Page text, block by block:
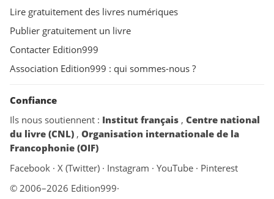
Lire gratuitement des livres numériques
Publier gratuitement un livre
Contacter Edition999
Association Edition999 : qui sommes-nous ?
Confiance
Ils nous soutiennent : Institut français , Centre national
du livre (CNL) , Organisation internationale de la
Francophonie (OIF)
Facebook · X (Twitter) · Instagram · YouTube · Pinterest
© 2006–2026 Edition999·